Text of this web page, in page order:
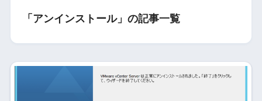
「アンインストール」の記事一覧